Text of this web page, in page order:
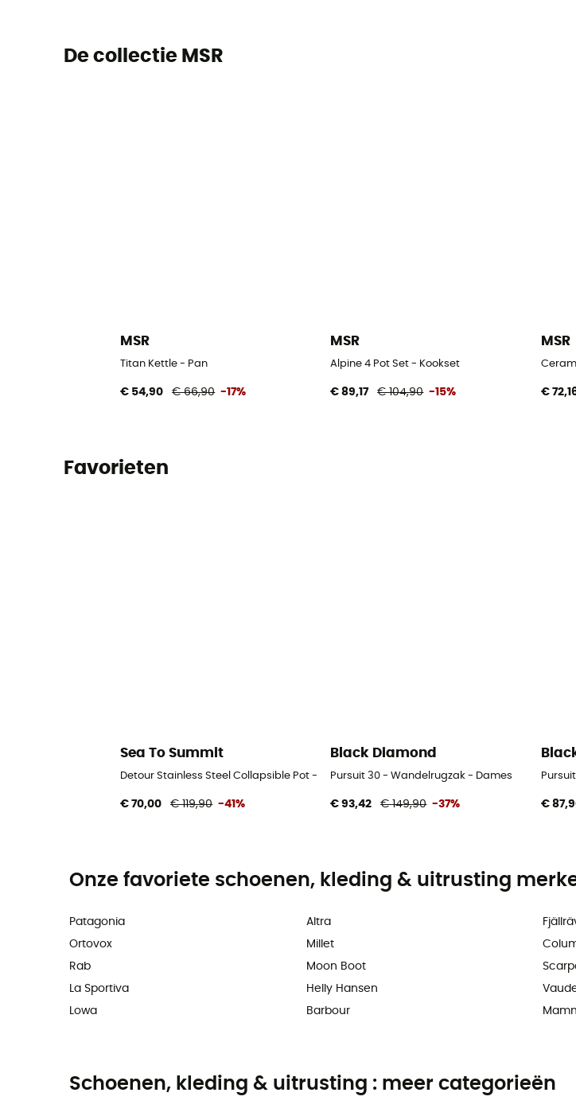
De collectie MSR
MSR
Titan Kettle - Pan
€ 54,90 € 66,90 -17%
MSR
Alpine 4 Pot Set - Kookset
€ 89,17 € 104,90 -15%
MSR
€
Favorieten
Sea To Summit
Detour Stainless Steel Collapsible Pot - Pan
€ 70,00 € 119,90 -41%
Black Diamond
Pursuit 30 - Wandelrugzak - Dames
€ 93,42 € 149,90 -37% €
Onze favoriete schoenen, kleding & uitrusting
Patagonia
Ortovox
Rab
La Sportiva
Lowa
Altra
Millet
Moon Boot
Helly Hansen
Barbour
Schoenen, kleding & uitrusting : meer categorieën